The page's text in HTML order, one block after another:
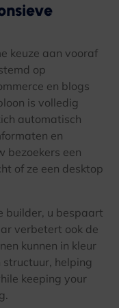
keuze aan vooraf
op
en blogs
is volledig
automatisch
en
bezoekers een
of ze een desktop
builder, u bespaart
verbetert ook de
kunnen in kleur
helping
keeping your
.